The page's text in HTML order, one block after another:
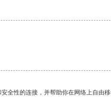
全性的连接，并帮助你在网络上自由移